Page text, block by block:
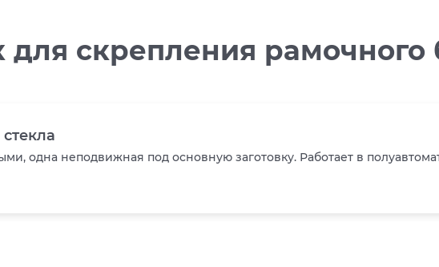
для скрепления рамочного
одна неподвижная под основную заготовку. Работает в